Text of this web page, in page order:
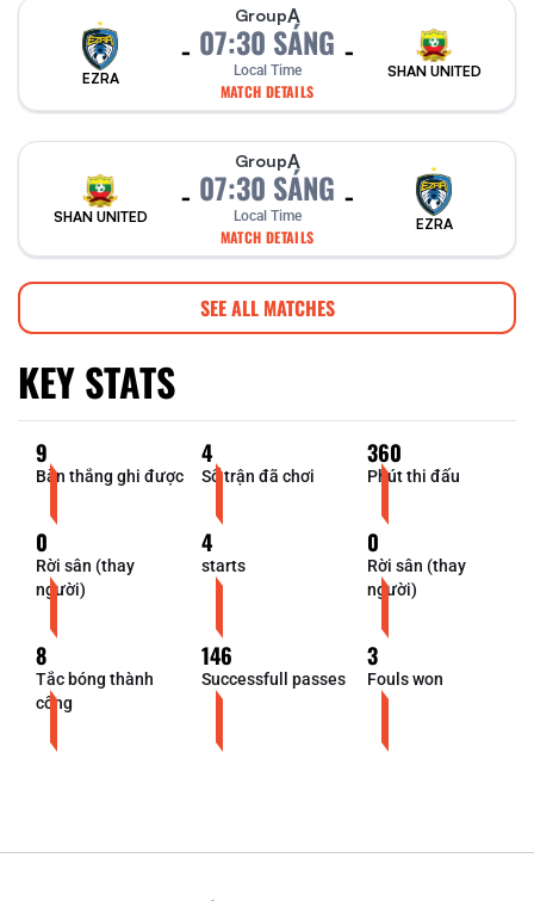
EZRA
-
GroupA
07:30 SÁNG
Local Time
MATCH DETAILS
-
SHAN UNITED
SHAN UNITED
-
GroupA
07:30 SÁNG
Local Time
MATCH DETAILS
-
EZRA
SEE ALL MATCHES
KEY STATS
9
Bàn thắng ghi được
4
Số trận đã chơi
360
Phút thi đấu
0
Rời sân (thay
người)
4
starts
0
Rời sân (thay
người)
8
Tắc bóng thành
công
146
Successfull passes
3
Fouls won